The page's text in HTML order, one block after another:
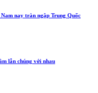
nay tràn ngập Trung Quốc
lẫn chúng với nhau